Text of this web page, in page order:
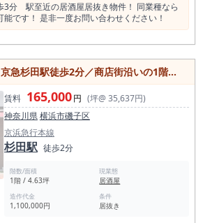
3分 駅至近の居酒屋居抜き物件！ 同業種なら
能です！ 是非一度お問い合わせください！
駅徒歩2分／商店街沿いの1階路面／小箱物件居抜き物件／約4.63坪
賃料 165,000円 (坪@ 35,637円)
神奈川県横浜市磯子区
京浜急行本線
杉田駅 徒歩2分
階数/面積
1階 / 4.63坪
現業態
居酒屋
造作代金
1,100,000円
条件
居抜き